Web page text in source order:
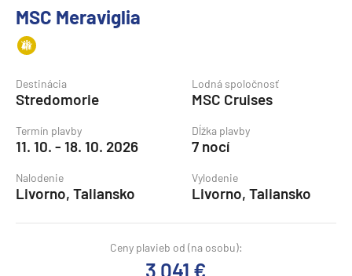
MSC Meraviglia
Destinácia
Stredomorie
Lodná spoločnosť
MSC Cruises
Termín plavby
11. 10. - 18. 10. 2026
Dĺžka plavby
7 nocí
Nalodenie
Livorno, Taliansko
Vylodenie
Livorno, Taliansko
Ceny plavieb od (na osobu):
3 041 €